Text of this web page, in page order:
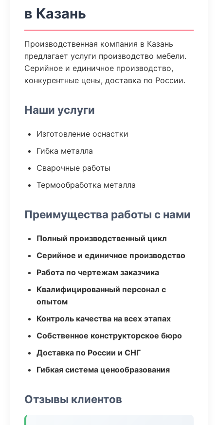
в Казань
Производственная компания в Казань
предлагает услуги производство мебели.
Серийное и единичное производство,
конкурентные цены, доставка по России.
Наши услуги
Изготовление оснастки
Гибка металла
Сварочные работы
Термообработка металла
Преимущества работы с нами
Полный производственный цикл
Серийное и единичное производство
Работа по чертежам заказчика
Квалифицированный персонал с
опытом
Контроль качества на всех этапах
Собственное конструкторское бюро
Доставка по России и СНГ
Гибкая система ценообразования
Отзывы клиентов